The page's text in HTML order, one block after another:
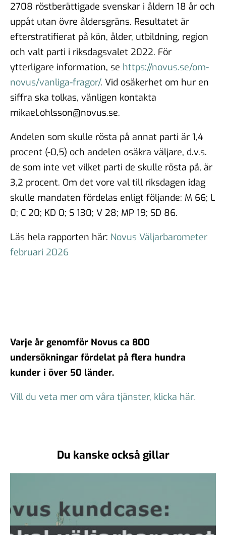
2708 röstberättigade svenskar i åldern 18 år och
uppåt utan övre åldersgräns. Resultatet är
efterstratifierat på kön, ålder, utbildning, region
och valt parti i riksdagsvalet 2022. För
ytterligare information, se https://novus.se/om-
novus/vanliga-fragor/. Vid osäkerhet om hur en
siffra ska tolkas, vänligen kontakta
mikael.ohlsson@novus.se.
Andelen som skulle rösta på annat parti är 1,4
procent (-0,5) och andelen osäkra väljare, d.v.s.
de som inte vet vilket parti de skulle rösta på, är
3,2 procent. Om det vore val till riksdagen idag
skulle mandaten fördelas enligt följande: M 66; L
0; C 20; KD 0; S 130; V 28; MP 19; SD 86.
Läs hela rapporten här: Novus Väljarbarometer
februari 2026
Varje år genomför Novus ca 800
undersökningar fördelat på flera hundra
kunder i över 50 länder.
Vill du veta mer om våra tjänster, klicka här.
Du kanske också gillar